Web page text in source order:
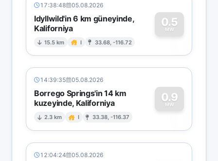
17:38:48 05.08.2026
Idyllwild'in 6 km güneyinde,
Kaliforniya
15.5 km I 33.68, -116.72
0.5
MW
0
14:39:35 05.08.2026
Borrego Springs'in 14 km
kuzeyinde, Kaliforniya
2.3 km I 33.38, -116.37
0.9
MW
0
12:04:24 05.08.2026